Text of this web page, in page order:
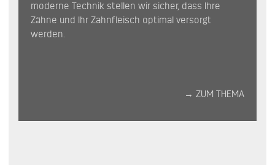
moderne Technik stellen wir sicher, dass Ihre
Zähne und Ihr Zahnfleisch optimal versorgt
werden.
→ ZUM THEMA